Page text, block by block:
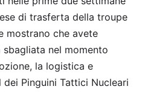
di trasferta della troupe
mostrano che avete
nel momento
la logistica e
Pinguini Tattici Nucleari